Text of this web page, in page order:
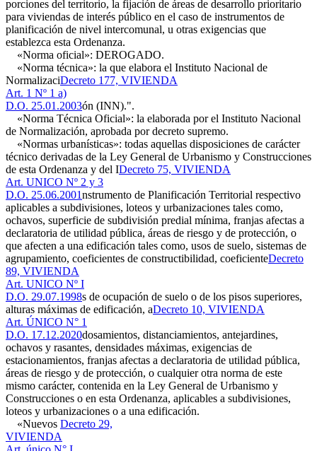
porciones del territorio, la fijación de áreas de desarrollo prioritario
para viviendas de interés público en el caso de instrumentos de
planificación de nivel intercomunal, u otras exigencias que
establezca esta Ordenanza.
«Norma oficial»: DEROGADO.
«Norma técnica»: la que elabora el Instituto Nacional de
NormalizaciDecreto 177, VIVIENDA
Art. 1 Nº 1 a)
D.O. 25.01.2003ón (INN).".
«Norma Técnica Oficial»: la elaborada por el Instituto Nacional
de Normalización, aprobada por decreto supremo.
«Normas urbanísticas»: todas aquellas disposiciones de carácter
técnico derivadas de la Ley General de Urbanismo y Construcciones
de esta Ordenanza y del IDecreto 75, VIVIENDA
Art. UNICO Nº 2 y 3
D.O. 25.06.2001nstrumento de Planificación Territorial respectivo
aplicables a subdivisiones, loteos y urbanizaciones tales como,
ochavos, superficie de subdivisión predial mínima, franjas afectas a
declaratoria de utilidad pública, áreas de riesgo y de protección, o
que afecten a una edificación tales como, usos de suelo, sistemas de
agrupamiento, coeficientes de constructibilidad, coeficienteDecreto
89, VIVIENDA
Art. UNICO Nº I
D.O. 29.07.1998s de ocupación de suelo o de los pisos superiores,
alturas máximas de edificación, aDecreto 10, VIVIENDA
Art. ÚNICO N° 1
D.O. 17.12.2020dosamientos, distanciamientos, antejardines,
ochavos y rasantes, densidades máximas, exigencias de
estacionamientos, franjas afectas a declaratoria de utilidad pública,
áreas de riesgo y de protección, o cualquier otra norma de este
mismo carácter, contenida en la Ley General de Urbanismo y
Construcciones o en esta Ordenanza, aplicables a subdivisiones,
loteos y urbanizaciones o a una edificación.
«Nuevos Decreto 29,
VIVIENDA